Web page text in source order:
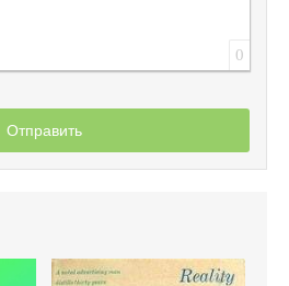
0
Отправить